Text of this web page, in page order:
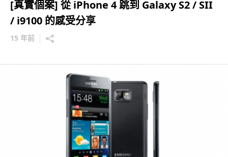
[真實個案] 從 iPhone 4 跳到 Galaxy S2 / SII
/ i9100 的感受分享
15 年前